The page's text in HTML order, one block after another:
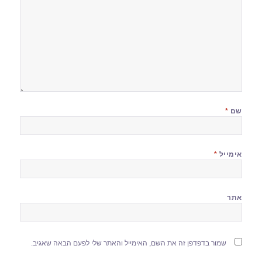
שם *
אימייל *
אתר
שמור בדפדפן זה את השם, האימייל והאתר שלי לפעם הבאה שאגיב.